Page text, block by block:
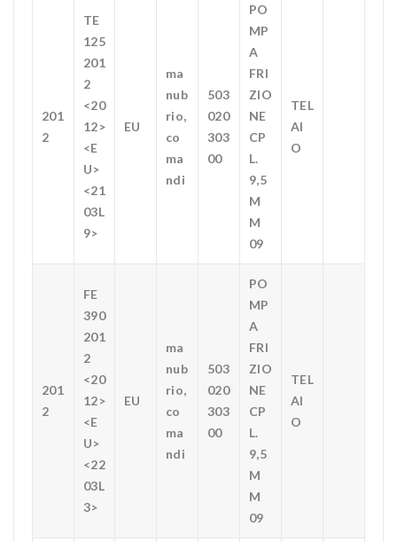
201
2
TE
125
201
2
<20
12>
<E
U>
<21
03L
9>
EU
ma
nub
rio,
co
ma
ndi
503
020
303
00
PO
MP
A
FRI
ZIO
NE
CP
L.
9,5
M
M
09
TEL
AI
O
201
2
FE
390
201
2
<20
12>
<E
U>
<22
03L
3>
EU
ma
nub
rio,
co
ma
ndi
503
020
303
00
PO
MP
A
FRI
ZIO
NE
CP
L.
9,5
M
M
09
TEL
AI
O